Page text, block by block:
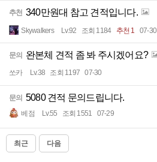
추천 340만원대 참고 견적입니다.
Skywalkers Lv.92 조회 1184 추천 1 07-30
문의 완본체 견적 좀 봐 주시겠어요?
쏘카 Lv.38 조회 1197 07-30
문의 5080 견적 문의드립니다.
베점 Lv.55 조회 1551 07-29
최근 다음